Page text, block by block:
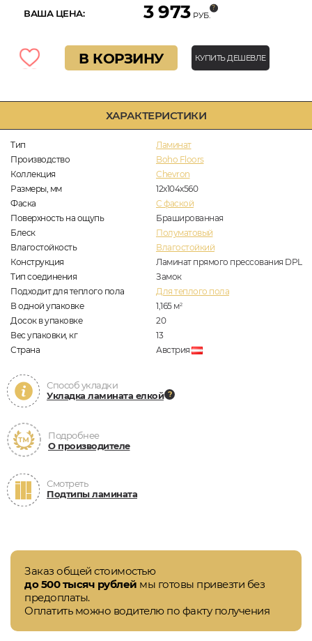
ХАРАКТЕРИСТИКИ
Тип
Ламинат
Производство
Boho Floors
Коллекция
Chevron
Размеры, мм
12x104x560
Фаска
C фаской
Поверхность на ощупь
Брашированная
Блеск
Полуматовый
Влагостойкость
Влагостойкий
Конструкция
Ламинат прямого прессования DPL
Тип соединения
Замок
Подходит для теплого пола
Для теплого пола
В одной упаковке
1,165 м2
Досок в упаковке
20
Вес упаковки, кг
13
Страна
Австрия
Способ укладки
Укладка ламината елкой
Подробнее
О производителе
Смотреть
Подтипы ламината
ВАША ЦЕНА: 3 973 РУБ.
В КОРЗИНУ КУПИТЬ ДЕШЕВЛЕ
Заказ общей стоимостью
до 500 тысяч рублей мы готовы привезти без
предоплаты.
Оплатить можно водителю по факту получения